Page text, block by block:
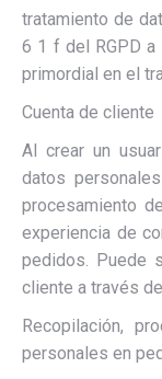
tratamiento de
6 1 f del RGPD
primordial en el
Cuenta de cliente
Al crear un
datos
procesamiento
experiencia de
pedidos. Puede
cliente a través
Recopilación,
personales en